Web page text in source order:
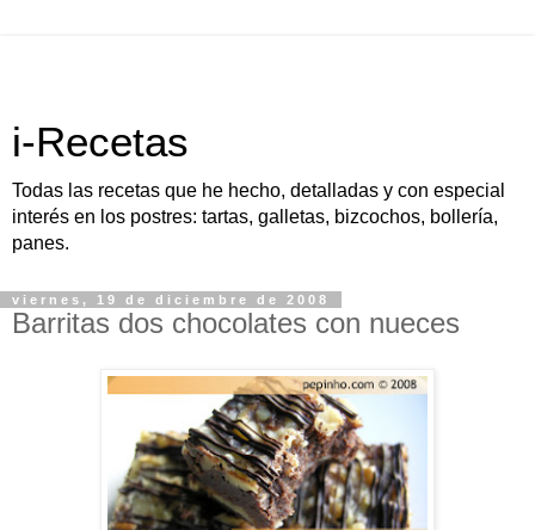
i-Recetas
Todas las recetas que he hecho, detalladas y con especial
interés en los postres: tartas, galletas, bizcochos, bollería,
panes.
viernes, 19 de diciembre de 2008
Barritas dos chocolates con nueces